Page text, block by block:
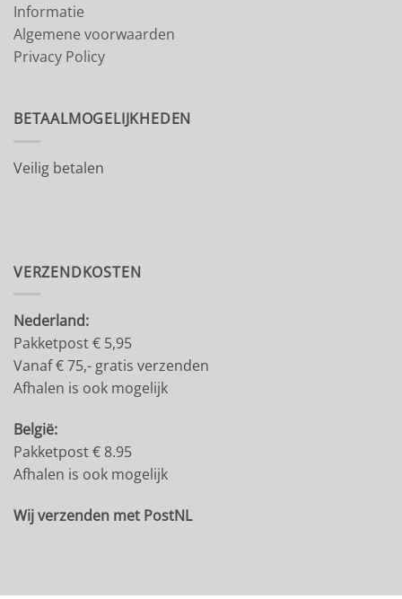
Informatie
Algemene voorwaarden
Privacy Policy
BETAALMOGELIJKHEDEN
Veilig betalen
VERZENDKOSTEN
Nederland:
Pakketpost € 5,95
Vanaf € 75,- gratis verzenden
Afhalen is ook mogelijk
België:
Pakketpost € 8.95
Afhalen is ook mogelijk
Wij verzenden met PostNL